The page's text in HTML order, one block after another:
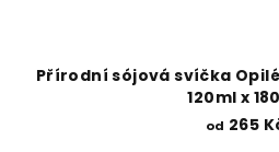
Přírodní sójová svíčka
120ml x
od 265